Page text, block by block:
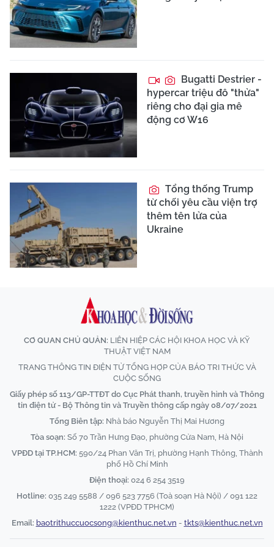
Bugatti Destrier -
hypercar triệu đô "thửa"
riêng cho đại gia mê
động cơ W16
Tổng thống Trump
từ chối yêu cầu viện trợ
thêm tên lửa của
Ukraine
CƠ QUAN CHỦ QUẢN: LIÊN HIỆP CÁC HỘI KHOA HỌC VÀ KỸ
THUẬT VIỆT NAM
TRANG THÔNG TIN ĐIỆN TỬ TỔNG HỢP CỦA BÁO TRI THỨC VÀ
CUỘC SỐNG
Giấy phép số 113/GP-TTĐT do Cục Phát thanh, truyền hình và Thông
tin điện tử - Bộ Thông tin và Truyền thông cấp ngày 08/07/2021
Tổng Biên tập: Nhà báo Nguyễn Thị Mai Hương
Tòa soạn: Số 70 Trần Hưng Đạo, phường Cửa Nam, Hà Nội
VPĐD tại TP.HCM: 590/24 Phan Văn Trị, phường Hạnh Thông, Thành
phố Hồ Chí Minh
Điện thoại: 024 6 254 3519
Hotline: 035 249 5588 / 096 523 7756 (Toà soạn Hà Nội) / 091 122
1222 (VPĐD TPHCM)
Email: baotrithuccuocsong@kienthuc.net.vn - tkts@kienthuc.net.vn